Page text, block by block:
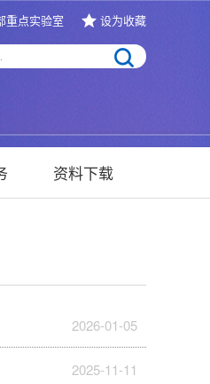
重点实验室 设为收藏
资料下载
2026-01-05
2025-11-11